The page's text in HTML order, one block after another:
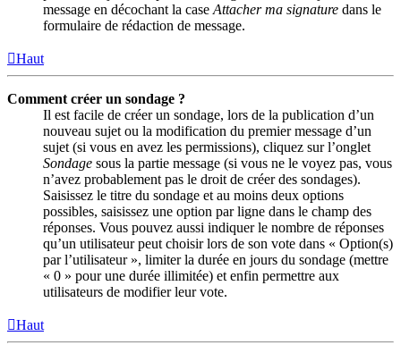
message en décochant la case Attacher ma signature dans le
formulaire de rédaction de message.
Haut
Comment créer un sondage ?
Il est facile de créer un sondage, lors de la publication d’un
nouveau sujet ou la modification du premier message d’un
sujet (si vous en avez les permissions), cliquez sur l’onglet
Sondage sous la partie message (si vous ne le voyez pas, vous
n’avez probablement pas le droit de créer des sondages).
Saisissez le titre du sondage et au moins deux options
possibles, saisissez une option par ligne dans le champ des
réponses. Vous pouvez aussi indiquer le nombre de réponses
qu’un utilisateur peut choisir lors de son vote dans « Option(s)
par l’utilisateur », limiter la durée en jours du sondage (mettre
« 0 » pour une durée illimitée) et enfin permettre aux
utilisateurs de modifier leur vote.
Haut